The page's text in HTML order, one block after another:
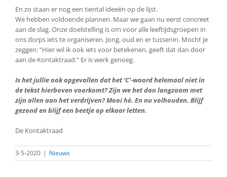
En zo staan er nog een tiental ideeën op de lijst.
We hebben voldoende plannen. Maar we gaan nu eerst concreet
aan de slag. Onze doelstelling is om voor alle leeftijdsgroepen in
ons dorps iets te organiseren. Jong, oud en er tussenin. Mocht je
zeggen: “Hier wil ik ook iets voor betekenen, geeft dat dan door
aan de Kontaktraad.” Er is werk genoeg.
Is het jullie ook opgevallen dat het ‘C’-woord helemaal niet in
de tekst hierboven voorkomt? Zijn we het dan langzaam met
zijn allen aan het verdrijven? Mooi hè. En nu volhouden. Blijf
gezond en blijf een beetje op elkaar letten.
De Kontaktraad
3-5-2020 | Nieuws